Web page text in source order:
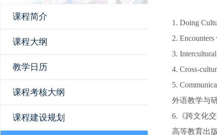
课程简介
课程大纲
教学日历
课程考核大纲
课程建设规划
1. Doing
2.
3.
4. Cross-
5.
外语教学与
6.《跨文化
高等教育出